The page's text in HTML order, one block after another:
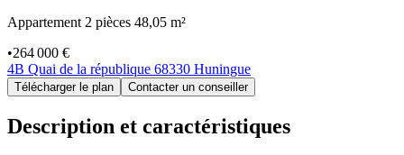
Appartement 2 pièces 48,05 m²
•264 000 €
4B Quai de la république 68330 Huningue
Télécharger le plan Contacter un conseiller
Description et caractéristiques